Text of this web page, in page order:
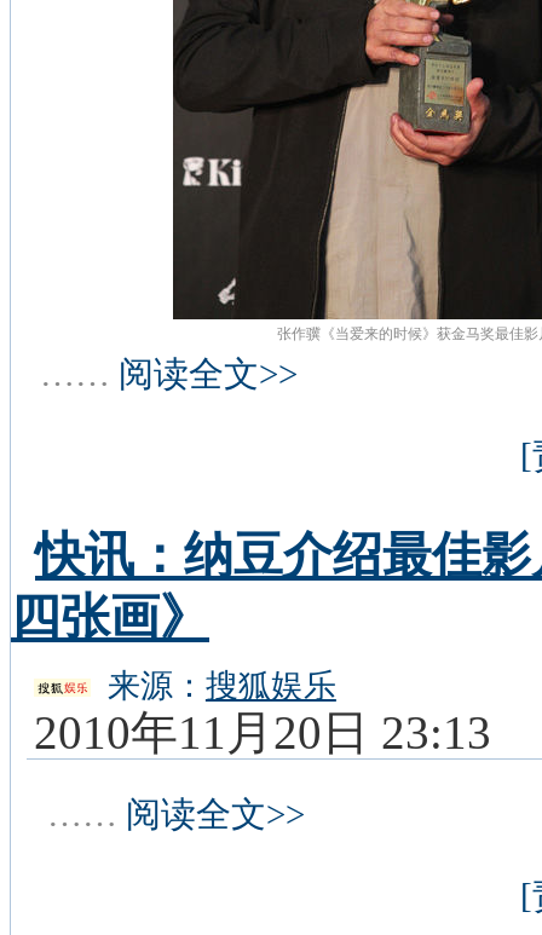
张作骥《当爱来的时候》获金马奖最佳影
…… 阅读全文>>
[
快讯：纳豆介绍最佳
四张画》
来源： 搜狐娱乐
2010年11月20日 23:13
…… 阅读全文>>
[